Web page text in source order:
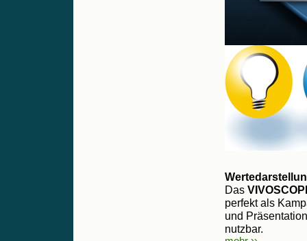
Das
perfekt als
und
nutzbar.